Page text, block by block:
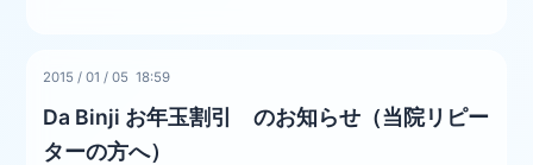
2015 /01 /05 18:59
Da Binji お年玉割引 のお知らせ（当院リピー
ターの方へ）